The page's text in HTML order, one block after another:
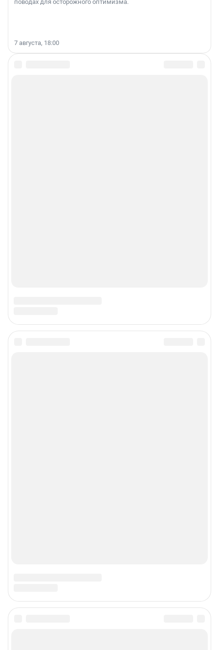
поводах для осторожного оптимизма.
7 августа, 18:00